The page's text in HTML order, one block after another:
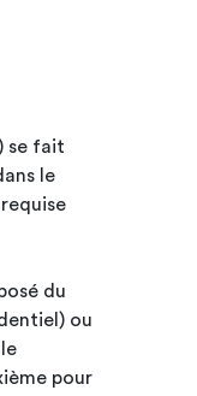
se fait
le
du
ou
pour